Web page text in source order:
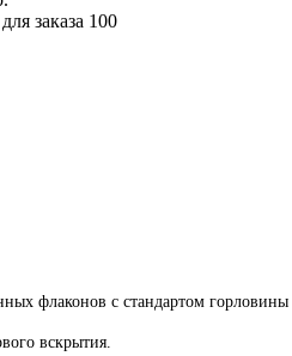
заказа 100
флаконов с стандартом
вскрытия.